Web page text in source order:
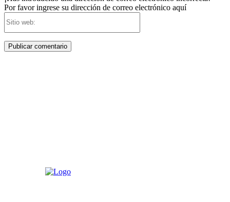
Por favor ingrese su dirección de correo electrónico aquí